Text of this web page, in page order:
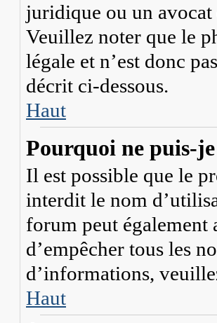
juridique ou un
Veuillez noter que le
légale et n’est donc
décrit ci-dessous.
Haut
Pourquoi ne puis-
Il est possible que le
interdit le nom
forum peut également
d’empêcher tous les
d’informations,
Haut